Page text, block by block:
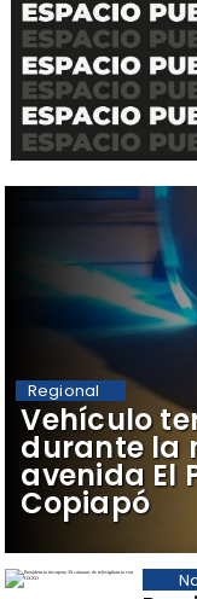
Vehículo
durante la
avenida El
Copiapó
Regional